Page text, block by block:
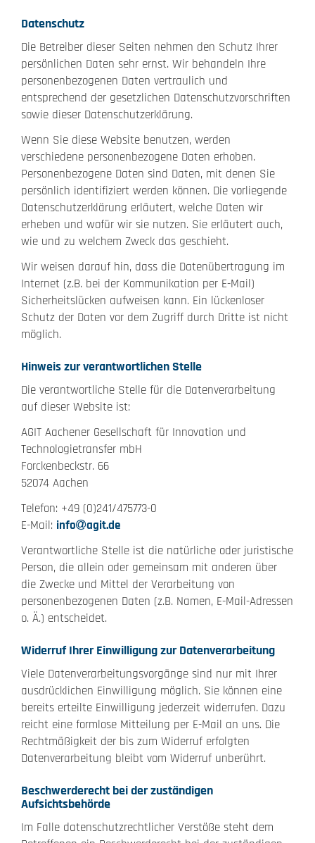
Datenschutz
Die Betreiber dieser Seiten nehmen den Schutz Ihrer
persönlichen Daten sehr ernst. Wir behandeln Ihre
personenbezogenen Daten vertraulich und
entsprechend der gesetzlichen Datenschutzvorschriften
sowie dieser Datenschutzerklärung.
Wenn Sie diese Website benutzen, werden
verschiedene personenbezogene Daten erhoben.
Personenbezogene Daten sind Daten, mit denen Sie
persönlich identifiziert werden können. Die vorliegende
Datenschutzerklärung erläutert, welche Daten wir
erheben und wofür wir sie nutzen. Sie erläutert auch,
wie und zu welchem Zweck das geschieht.
Wir weisen darauf hin, dass die Datenübertragung im
Internet (z.B. bei der Kommunikation per E-Mail)
Sicherheitslücken aufweisen kann. Ein lückenloser
Schutz der Daten vor dem Zugriff durch Dritte ist nicht
möglich.
Hinweis zur verantwortlichen Stelle
Die verantwortliche Stelle für die Datenverarbeitung
auf dieser Website ist:
AGIT Aachener Gesellschaft für Innovation und
Technologietransfer mbH
Forckenbeckstr. 66
52074 Aachen
Telefon: +49 (0)241/475773-0
E-Mail: info
agit.de
Verantwortliche Stelle ist die natürliche oder juristische
Person, die allein oder gemeinsam mit anderen über
die Zwecke und Mittel der Verarbeitung von
personenbezogenen Daten (z.B. Namen, E-Mail-Adressen
o. Ä.) entscheidet.
Widerruf Ihrer Einwilligung zur Datenverarbeitung
Viele Datenverarbeitungsvorgänge sind nur mit Ihrer
ausdrücklichen Einwilligung möglich. Sie können eine
bereits erteilte Einwilligung jederzeit widerrufen. Dazu
reicht eine formlose Mitteilung per E-Mail an uns. Die
Rechtmäßigkeit der bis zum Widerruf erfolgten
Datenverarbeitung bleibt vom Widerruf unberührt.
Beschwerderecht bei der zuständigen
Aufsichtsbehörde
Im Falle datenschutzrechtlicher Verstöße steht dem